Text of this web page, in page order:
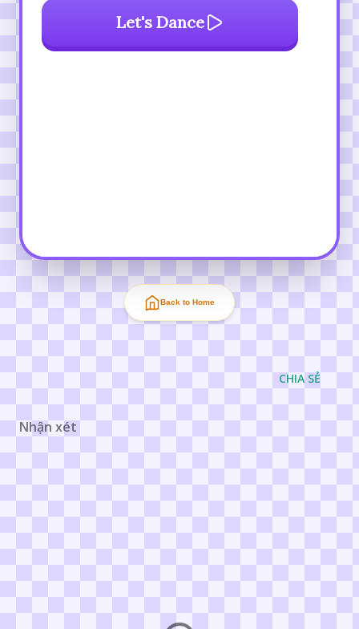
Let's Dance
Back to Home
CHIA SẺ
Nhận xét